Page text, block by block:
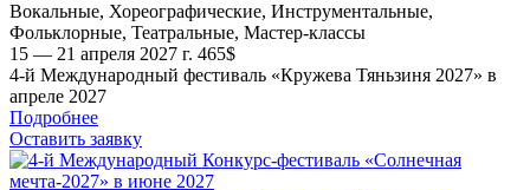
Вокальные, Хореографические, Инструментальные,
Фольклорные, Театральные, Мастер-классы
15 — 21 апреля 2027 г. 465$
4-й Международный фестиваль «Кружева Тяньзиня 2027» в
апреле 2027
Подробнее
Оставить заявку